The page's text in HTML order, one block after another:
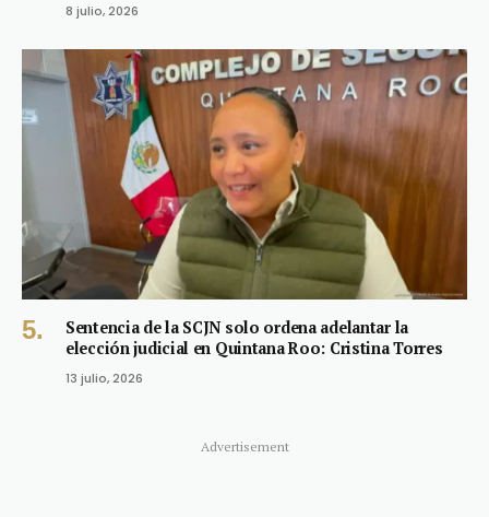
8 julio, 2026
Sentencia de la SCJN solo ordena adelantar la
elección judicial en Quintana Roo: Cristina Torres
13 julio, 2026
Advertisement